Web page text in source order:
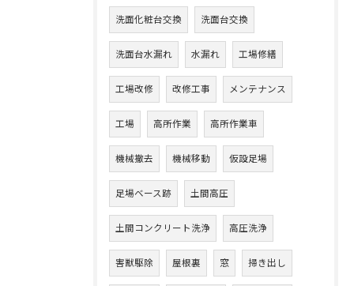
洗面化粧台交換 洗面台交換
洗面台水漏れ 水漏れ 工場修繕
工場改修 改修工事 メンテナンス
工場 高所作業 高所作業車
機械撤去 機械移動 仮設足場
足場ベース跡 土間高圧
土間コンクリート洗浄 高圧洗浄
害獣駆除 屋根裏 窓 掃き出し